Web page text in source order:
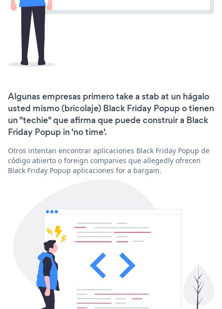
Algunas empresas primero take a stab at un hágalo
usted mismo (bricolaje) Black Friday Popup o tienen
un "techie" que afirma que puede construir a Black
Friday Popup in 'no time'.
Otros intentan encontrar aplicaciones Black Friday Popup de
código abierto o foreign companies que allegedly ofrecen
Black Friday Popup aplicaciones for a bargain.